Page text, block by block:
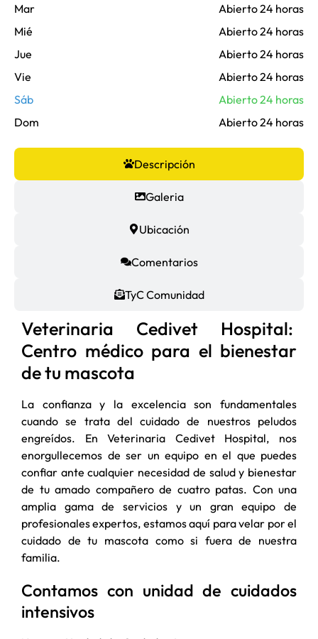
Descripción
Galeria
Ubicación
Comentarios
TyC Comunidad
Veterinaria Cedivet Hospital:
Centro médico para el bienestar
de tu mascota
La confianza y la excelencia son fundamentales
cuando se trata del cuidado de nuestros peludos
engreídos. En Veterinaria Cedivet Hospital, nos
enorgullecemos de ser un equipo en el que puedes
confiar ante cualquier necesidad de salud y bienestar
de tu amado compañero de cuatro patas. Con una
amplia gama de servicios y un gran equipo de
profesionales expertos, estamos aquí para velar por el
cuidado de tu mascota como si fuera de nuestra
familia.
Contamos con unidad de cuidados
intensivos
Mar
Abierto 24 horas
Mié
Abierto 24 horas
Jue
Abierto 24 horas
Vie
Abierto 24 horas
Sáb
Abierto 24 horas
Dom
Abierto 24 horas